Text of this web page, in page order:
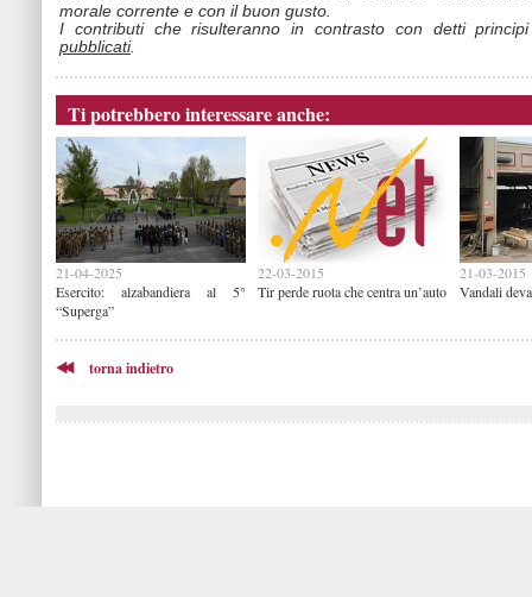
morale corrente e con il buon gusto.
I contributi che risulteranno in contrasto con detti
pubblicati.
Ti potrebbero interessare anche:
21-04-2025
Esercito: alzabandiera al 5°
“Superga”
22-03-2015
Tir perde ruota che centra un’auto
21-03-2015
Vandali
torna indietro